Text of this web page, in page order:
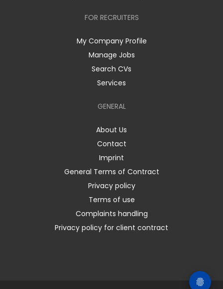
FOR RECRUITERS
My Company Profile
Manage Jobs
Search CVs
Services
GENERAL
About Us
Contact
Imprint
General Terms of Contract
Privacy policy
Terms of use
Complaints handling
Privacy policy for client contract